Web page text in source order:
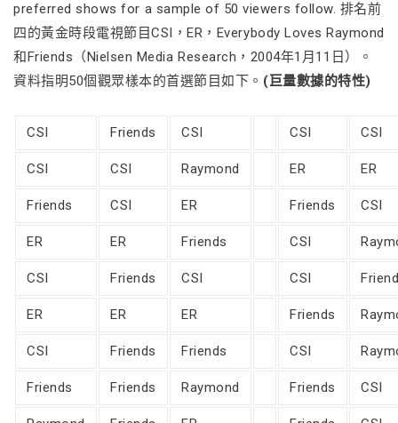
preferred shows for a sample of 50 viewers follow. 排名前
四的黃金時段電視節目CSI，ER，Everybody Loves Raymond
和Friends（Nielsen Media Research，2004年1月11日）。
資料指明50個觀眾樣本的首選節目如下。 (巨量數據的特性)
CSI Friends CSI CSI CSI
CSI CSI Raymond ER ER
Friends CSI ER Friends CSI
ER ER Friends CSI
CSI Friends CSI CSI
ER ER ER Friends
CSI Friends Friends CSI
Friends Friends Raymond Friends CSI